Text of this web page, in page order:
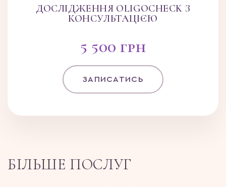
ДОСЛІДЖЕННЯ OLIGOCHECK З
КОНСУЛЬТАЦІЄЮ
5 500 грн
ЗАПИСАТИСЬ
БІЛЬШЕ ПОСЛУГ